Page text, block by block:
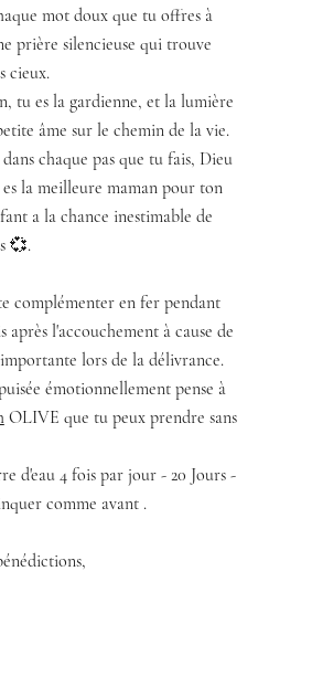
mot doux que tu offres à
prière silencieuse qui trouve
cieux.
tu es la gardienne, et la lumière
âme sur le chemin de la vie.
dans chaque pas que tu fais, Dieu
la meilleure maman pour ton
a la chance inestimable de
💞.
complémenter en fer pendant
après l'accouchement à cause de
lors de la délivrance.
émotionnellement pense à
OLIVE que tu peux prendre sans
d'eau 4 fois par jour - 20 Jours -
comme avant .